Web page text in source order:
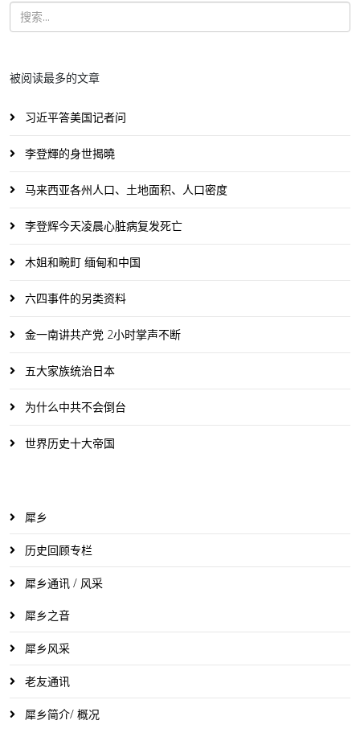
被阅读最多的文章
习近平答美国记者问
李登輝的身世揭曉
马来西亚各州人口、土地面积、人口密度
李登辉今天凌晨心脏病复发死亡
木姐和畹町 缅甸和中国
六四事件的另类资料
金一南讲共产党 2小时掌声不断
五大家族统治日本
为什么中共不会倒台
世界历史十大帝国
犀乡
历史回顾专栏
犀乡通讯 / 风采
犀乡之音
犀乡风采
老友通讯
犀乡简介/ 概况